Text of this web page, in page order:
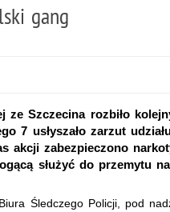
gang
ze Szczecina rozbiło
7 usłyszało zarzut
akcji zabezpieczono
służyć do przemytu
Śledczego Policji, pod